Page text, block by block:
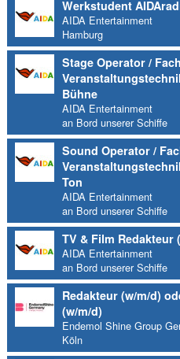
Werkstudent
AIDA Entertainment
Hamburg
Stage Operator /
Bühne
AIDA Entertainment
an Bord unserer Schiffe
Sound Operator /
Ton
AIDA Entertainment
an Bord unserer Schiffe
TV & Film Redakteur
AIDA Entertainment
an Bord unserer Schiffe
Redakteur (w/m/d)
(w/m/d)
Endemol Shine Group
Köln